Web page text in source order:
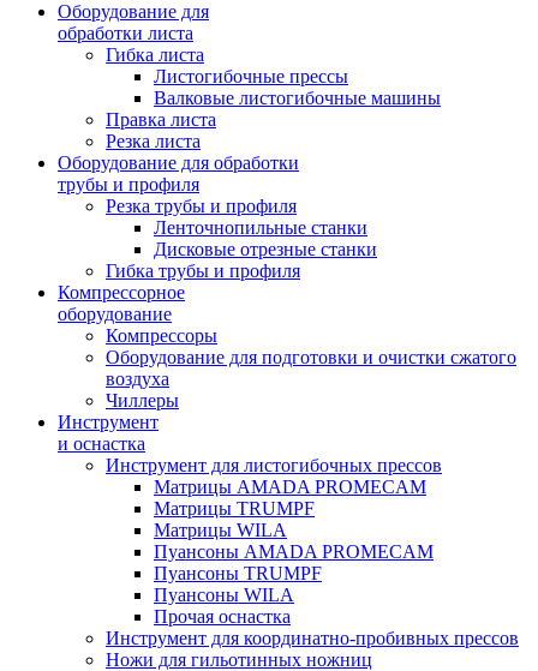
Оборудование для
обработки листа
Гибка листа
Листогибочные прессы
Валковые листогибочные машины
Правка листа
Резка листа
Оборудование для обработки
трубы и профиля
Резка трубы и профиля
Ленточнопильные станки
Дисковые отрезные станки
Гибка трубы и профиля
Компрессорное
оборудование
Компрессоры
Оборудование для подготовки и очистки сжатого
воздуха
Чиллеры
Инструмент
и оснастка
Инструмент для листогибочных прессов
Матрицы AMADA PROMECAM
Матрицы TRUMPF
Матрицы WILA
Пуансоны AMADA PROMECAM
Пуансоны TRUMPF
Пуансоны WILA
Прочая оснастка
Инструмент для координатно-пробивных прессов
Ножи для гильотинных ножниц